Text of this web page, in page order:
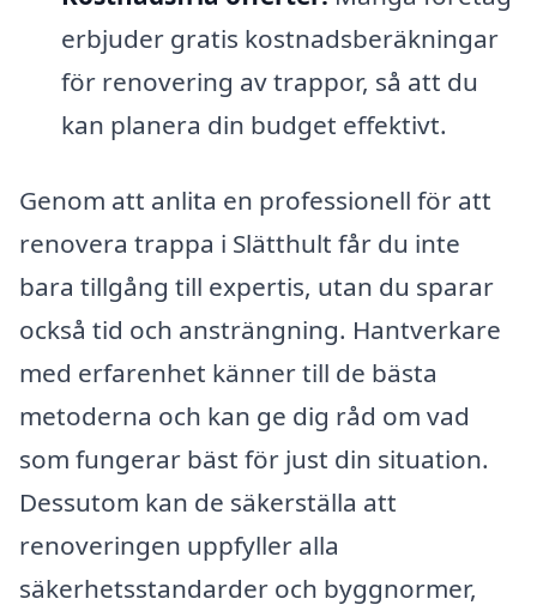
erbjuder gratis kostnadsberäkningar
för renovering av trappor, så att du
kan planera din budget effektivt.
Genom att anlita en professionell för att
renovera trappa i Slätthult får du inte
bara tillgång till expertis, utan du sparar
också tid och ansträngning. Hantverkare
med erfarenhet känner till de bästa
metoderna och kan ge dig råd om vad
som fungerar bäst för just din situation.
Dessutom kan de säkerställa att
renoveringen uppfyller alla
säkerhetsstandarder och byggnormer,